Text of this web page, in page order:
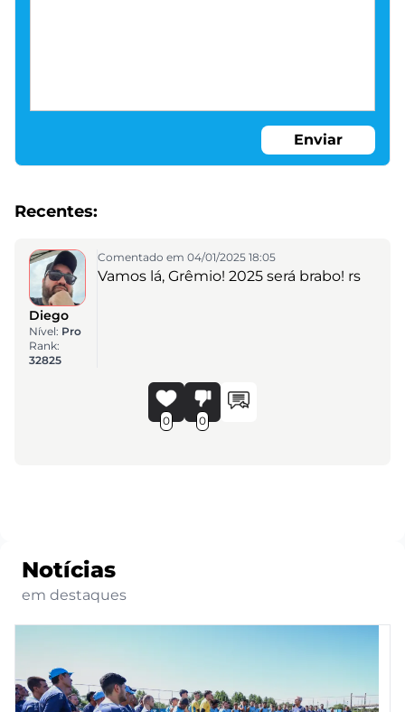
Enviar
Recentes:
Diego
Nível: Pro
Rank:
32825
Comentado em 04/01/2025 18:05
Vamos lá, Grêmio! 2025 será brabo! rs
0 0
Notícias
em destaques